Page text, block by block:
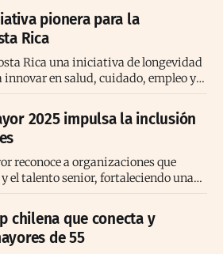
pionera para la
Rica
Rica una iniciativa de longevidad
innovar en salud, cuidado, empleo y
2025 impulsa la inclusión
reconoce a organizaciones que
el talento senior, fortaleciendo una
chilena que conecta y
de 55